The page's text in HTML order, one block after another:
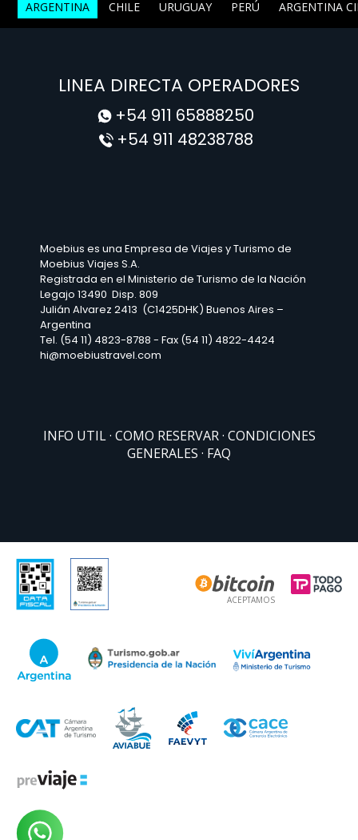
ARGENTINA CHILE URUGUAY PERÚ ARGENTINA
LINEA DIRECTA OPERADORES
+54 911 65888250
+54 911 48238788
Moebius es una Empresa de Viajes y Turismo de
Moebius Viajes S.A.
Registrada en el Ministerio de Turismo de la Nación
Legajo 13490 Disp. 809
Julián Alvarez 2413 (C1425DHK) Buenos Aires –
Argentina
Tel. (54 11) 4823-8788 - Fax (54 11) 4822-4424
hi@moebiustravel.com
INFO UTIL COMO RESERVAR CONDICIONES
GENERALES FAQ
ACEPTAMOS